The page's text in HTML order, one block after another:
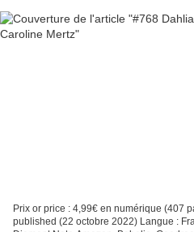
Prix or price : 4,99€ en numérique (407
published (22 octobre 2022) Langue :